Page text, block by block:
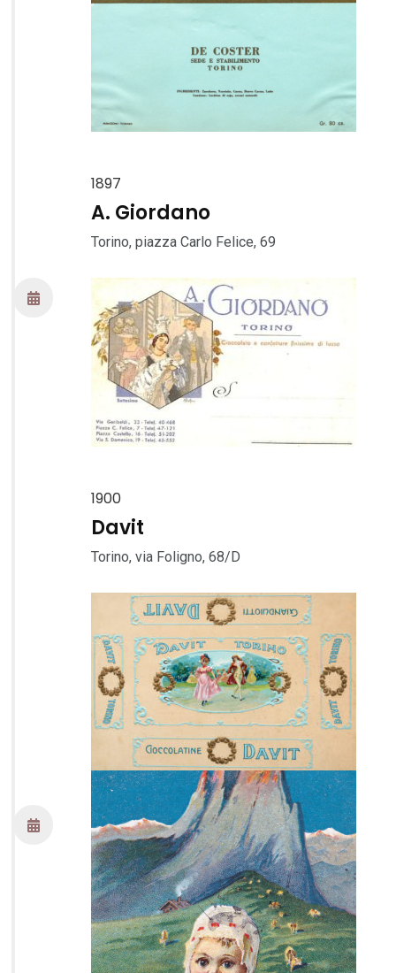
1897
A. Giordano
Torino, piazza Carlo Felice, 69
1900
Davit
Torino, via Foligno, 68/D